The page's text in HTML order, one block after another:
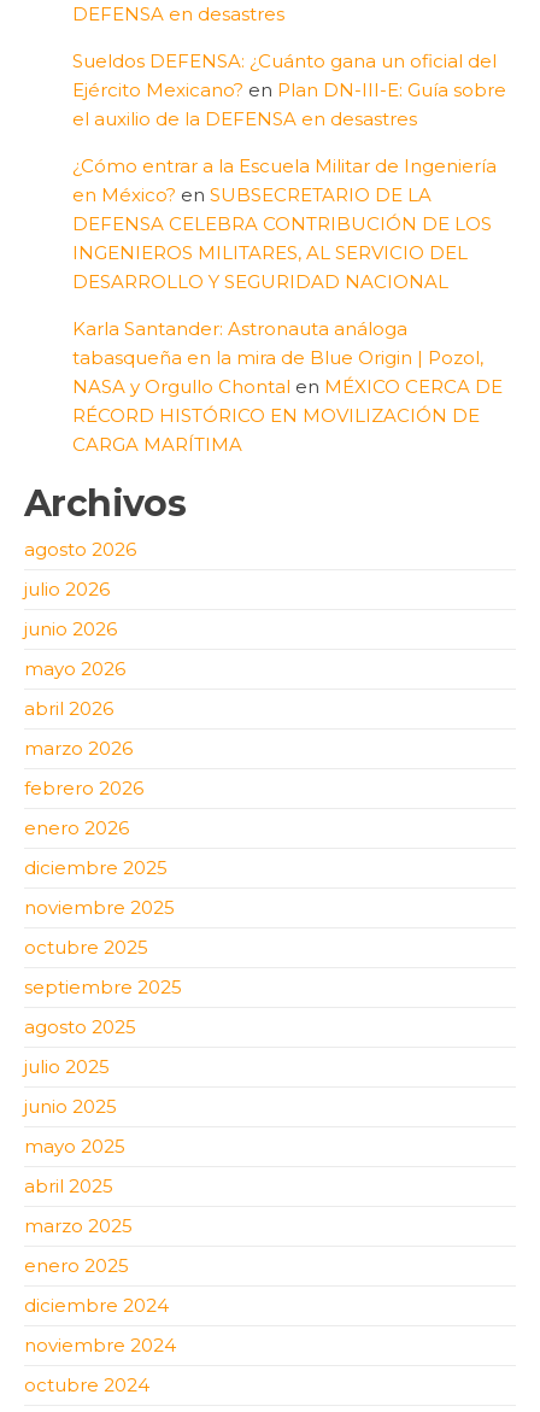
DEFENSA en desastres
Sueldos DEFENSA: ¿Cuánto gana un oficial del
Ejército Mexicano? en Plan DN-III-E: Guía sobre
el auxilio de la DEFENSA en desastres
¿Cómo entrar a la Escuela Militar de Ingeniería
en México? en SUBSECRETARIO DE LA
DEFENSA CELEBRA CONTRIBUCIÓN DE LOS
INGENIEROS MILITARES, AL SERVICIO DEL
DESARROLLO Y SEGURIDAD NACIONAL
Karla Santander: Astronauta análoga
tabasqueña en la mira de Blue Origin | Pozol,
NASA y Orgullo Chontal en MÉXICO CERCA DE
RÉCORD HISTÓRICO EN MOVILIZACIÓN DE
CARGA MARÍTIMA
Archivos
agosto 2026
julio 2026
junio 2026
mayo 2026
abril 2026
marzo 2026
febrero 2026
enero 2026
diciembre 2025
noviembre 2025
octubre 2025
septiembre 2025
agosto 2025
julio 2025
junio 2025
mayo 2025
abril 2025
marzo 2025
enero 2025
diciembre 2024
noviembre 2024
octubre 2024